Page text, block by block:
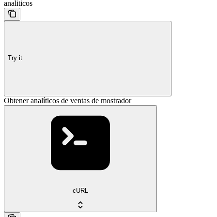
analiticos
Try it
Obtener analíticos de ventas de mostrador
cURL